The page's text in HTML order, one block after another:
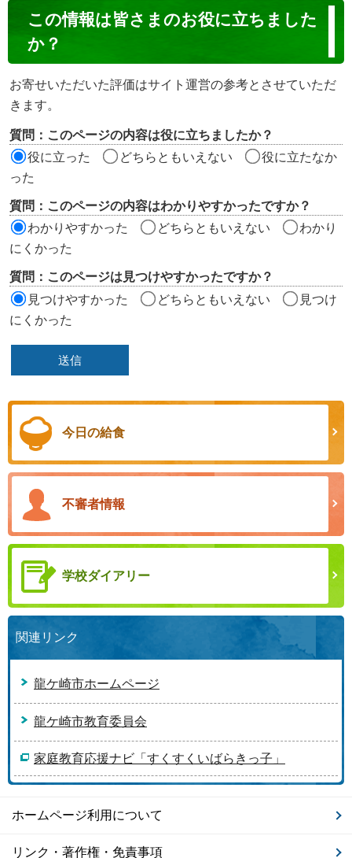
ン
ン
ツ
評
価
ア
この情報は皆さまのお役に立ちました
か？
お寄せいただいた評価はサイト運営の参考とさせていただ
きます。
質問：このページの内容は役に立ちましたか？
役に立った
どちらともいえない
役に立たなか
った
質問：このページの内容はわかりやすかったですか？
わかりやすかった
どちらともいえない
わかり
にくかった
質問：このページは見つけやすかったですか？
見つけやすかった
どちらともいえない
見つけ
にくかった
今日の給食
不審者情報
学校ダイアリー
関連リンク
龍ケ崎市ホームページ
龍ケ崎市教育委員会
家庭教育応援ナビ「すくすくいばらきっ子」
ホームページ利用について
リンク・著作権・免責事項